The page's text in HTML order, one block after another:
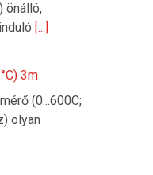
önálló,
[...]
3m
(0...600C;
olyan